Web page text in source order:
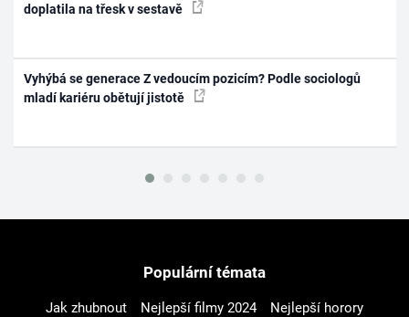
doplatila na třesk v sestavě
Vyhýbá se generace Z vedoucím pozicím? Podle sociologů
mladí kariéru obětují jistotě
Populární témata
Jak zhubnout Nejlepší filmy 2024
Nejlepší horory